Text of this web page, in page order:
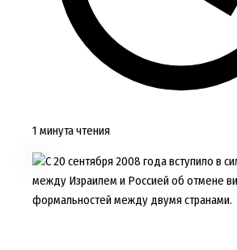
1 минута чтения
С 20 сентября 2008 года вступило в
между Израилем и Россией об отмене
формальностей между двумя странами.